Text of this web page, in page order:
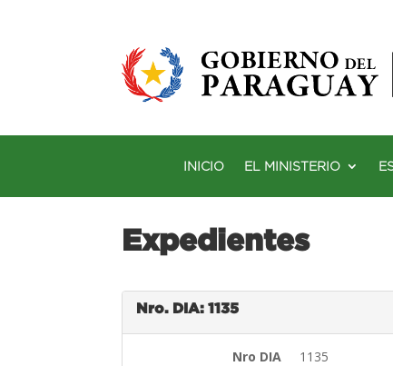
INICIO EL MINISTERIO
Expedientes
Nro. DIA: 1135
Nro DIA 1135